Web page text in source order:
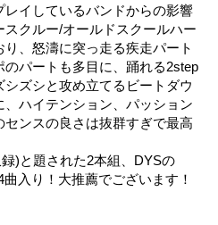
イしているバンドからの影響
クルー/オールドスクールハー
、怒濤に突っ走る疾走パート
パートも多目に、踊れる2step
ズシと攻め立てるビートダウ
ハイテンション、パッション
ンスの良さは抜群すぎで最高
)と題された2本組、DYSの
入り！大推薦でございます！